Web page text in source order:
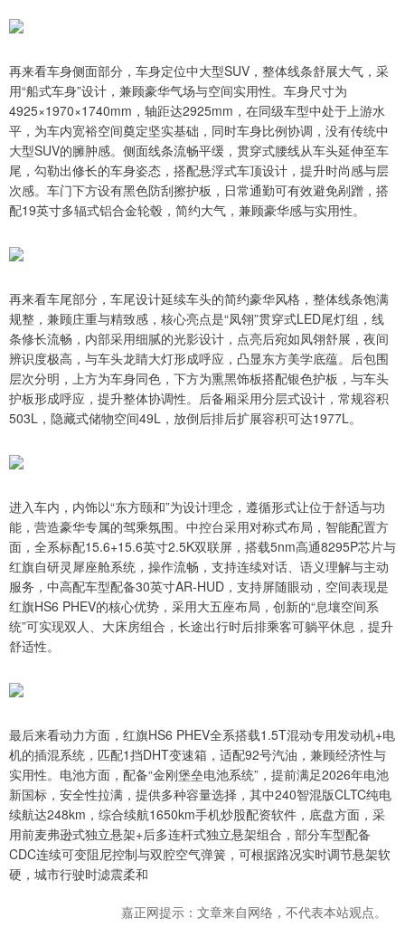
再来看车身侧面部分，车身定位中大型SUV，整体线条舒展大气，采
用“船式车身”设计，兼顾豪华气场与空间实用性。车身尺寸为
4925×1970×1740mm，轴距达2925mm，在同级车型中处于上游水
平，为车内宽裕空间奠定坚实基础，同时车身比例协调，没有传统中
大型SUV的臃肿感。侧面线条流畅平缓，贯穿式腰线从车头延伸至车
尾，勾勒出修长的车身姿态，搭配悬浮式车顶设计，提升时尚感与层
次感。车门下方设有黑色防刮擦护板，日常通勤可有效避免剐蹭，搭
配19英寸多辐式铝合金轮毂，简约大气，兼顾豪华感与实用性。
再来看车尾部分，车尾设计延续车头的简约豪华风格，整体线条饱满
规整，兼顾庄重与精致感，核心亮点是“凤翎”贯穿式LED尾灯组，线
条修长流畅，内部采用细腻的光影设计，点亮后宛如凤翎舒展，夜间
辨识度极高，与车头龙睛大灯形成呼应，凸显东方美学底蕴。后包围
层次分明，上方为车身同色，下方为熏黑饰板搭配银色护板，与车头
护板形成呼应，提升整体协调性。后备厢采用分层式设计，常规容积
503L，隐藏式储物空间49L，放倒后排后扩展容积可达1977L。
进入车内，内饰以“东方颐和”为设计理念，遵循形式让位于舒适与功
能，营造豪华专属的驾乘氛围。中控台采用对称式布局，智能配置方
面，全系标配15.6+15.6英寸2.5K双联屏，搭载5nm高通8295P芯片与
红旗自研灵犀座舱系统，操作流畅，支持连续对话、语义理解与主动
服务，中高配车型配备30英寸AR-HUD，支持屏随眼动，空间表现是
红旗HS6 PHEV的核心优势，采用大五座布局，创新的“息壤空间系
统”可实现双人、大床房组合，长途出行时后排乘客可躺平休息，提升
舒适性。
最后来看动力方面，红旗HS6 PHEV全系搭载1.5T混动专用发动机+电
机的插混系统，匹配1挡DHT变速箱，适配92号汽油，兼顾经济性与
实用性。电池方面，配备“金刚堡垒电池系统”，提前满足2026年电池
新国标，安全性拉满，提供多种容量选择，其中240智混版CLTC纯电
续航达248km，综合续航1650km手机炒股配资软件，底盘方面，采
用前麦弗逊式独立悬架+后多连杆式独立悬架组合，部分车型配备
CDC连续可变阻尼控制与双腔空气弹簧，可根据路况实时调节悬架软
硬，城市行驶时滤震柔和
嘉正网提示：文章来自网络，不代表本站观点。